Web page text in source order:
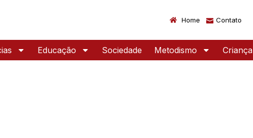
Home Contato
Educação Sociedade Metodismo Criança